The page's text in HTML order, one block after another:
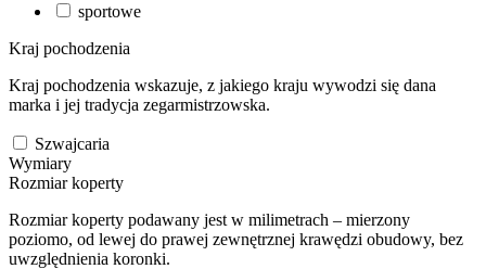
sportowe
Kraj pochodzenia
Kraj pochodzenia wskazuje, z jakiego kraju wywodzi się dana
marka i jej tradycja zegarmistrzowska.
Szwajcaria
Wymiary
Rozmiar koperty
Rozmiar koperty podawany jest w milimetrach – mierzony
poziomo, od lewej do prawej zewnętrznej krawędzi obudowy, bez
uwzględnienia koronki.